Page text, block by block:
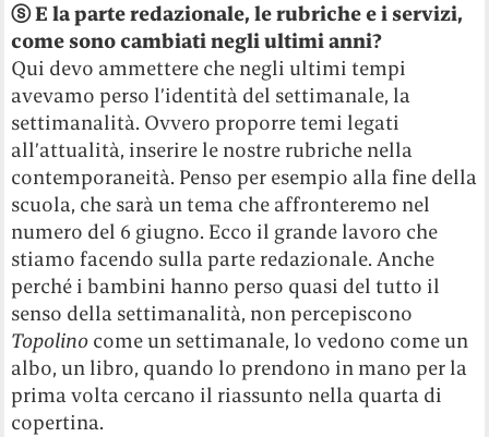
ⓢ E la parte redazionale, le rubriche e i servizi,
come sono cambiati negli ultimi anni?
Qui devo ammettere che negli ultimi tempi
avevamo perso l’identità del settimanale, la
settimanalità. Ovvero proporre temi legati
all’attualità, inserire le nostre rubriche nella
contemporaneità. Penso per esempio alla fine della
scuola, che sarà un tema che affronteremo nel
numero del 6 giugno. Ecco il grande lavoro che
stiamo facendo sulla parte redazionale. Anche
perché i bambini hanno perso quasi del tutto il
senso della settimanalità, non percepiscono
Topolino come un settimanale, lo vedono come un
albo, un libro, quando lo prendono in mano per la
prima volta cercano il riassunto nella quarta di
copertina.